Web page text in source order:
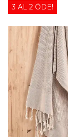
3 AL 2 ÖDE!